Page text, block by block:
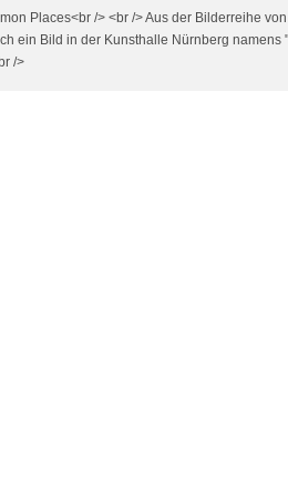
Places<br /> <br /> Aus der Bilderreihe
ein Bild in der Kunsthalle Nürnberg namens
/>